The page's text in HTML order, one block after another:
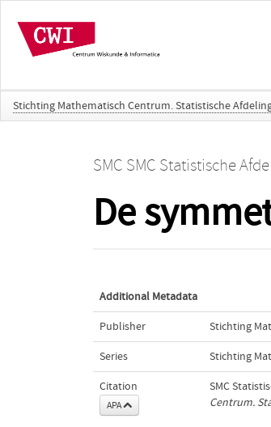
Stichting Mathematisch Centrum. Statistische
SMC SMC Statistische
De
Additional Metadata
Publisher Stichting
Series Stichting
Citation
APA
SMC
Centrum.